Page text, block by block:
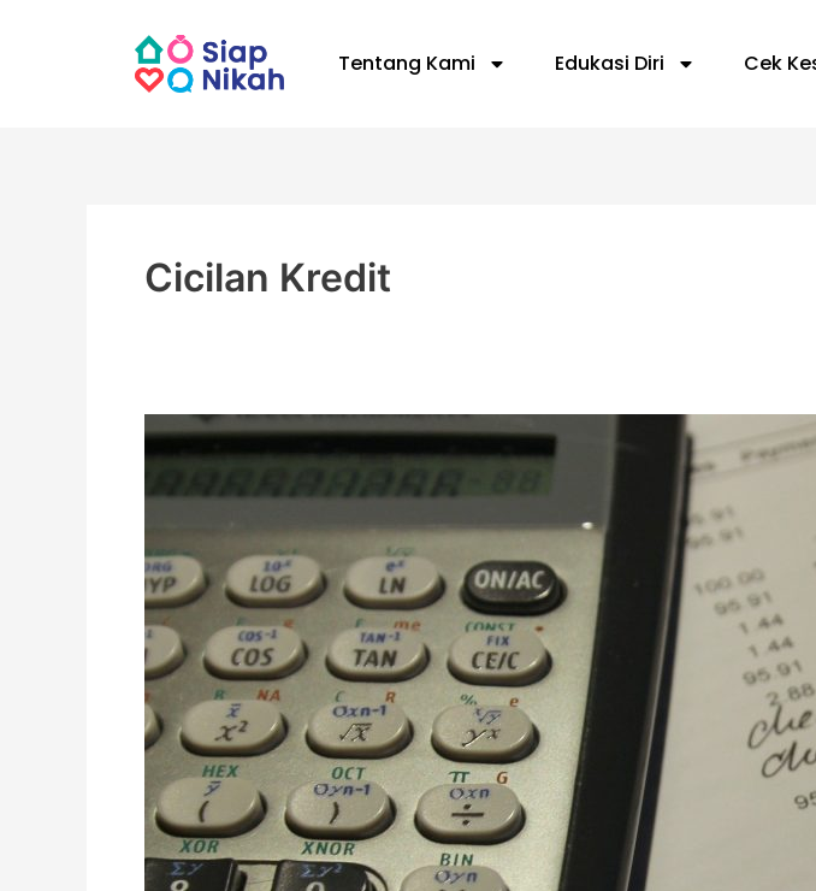
Tentang Kami Edukasi Diri Cek
Cicilan Kredit
Tips
Menata
Ulang
Kredit
Saat
Pandemi
Corona
Makin
Lama